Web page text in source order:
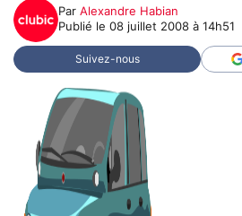
Par Alexandre Habian
Publié le 08 juillet 2008 à 14h51
Suivez-nous